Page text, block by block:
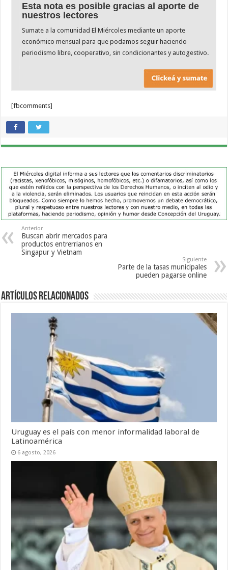
Esta nota es posible gracias al aporte de
nuestros lectores
Sumate a la comunidad El Miércoles mediante un aporte
económico mensual para que podamos seguir haciendo
periodismo libre, cooperativo, sin condicionantes y autogestivo.
[fbcomments]
Anterior
Buscan abrir mercados para
productos entrerrianos en
Singapur y Vietnam
Siguiente
Parte de la tasas municipales
pueden pagarse online
Artículos Relacionados
Uruguay es el país con menor informalidad laboral de
Latinoamérica
6 agosto, 2026